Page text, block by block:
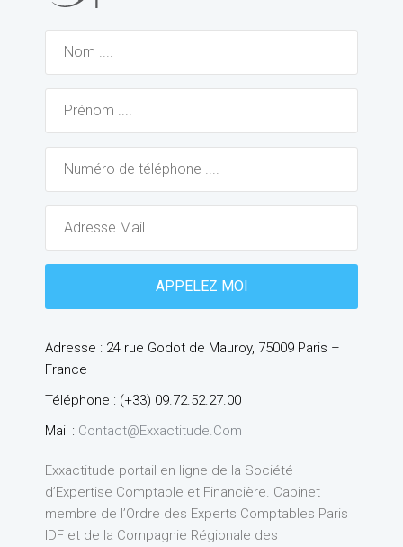
Adresse : 24 rue Godot de Mauroy, 75009 Paris –
France
Téléphone : (+33) 09.72.52.27.00
Mail : Contact@exxactitude.com
Exxactitude portail en ligne de la Société
d’Expertise Comptable et Financière. Cabinet
membre de l’Ordre des Experts Comptables Paris
IDF et de la Compagnie Régionale des